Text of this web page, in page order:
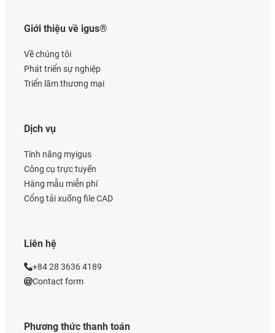
Giới thiệu về igus®
Về chúng tôi
Phát triển sự nghiệp
Triển lãm thương mại
Phương thức thanh toán
Dịch vụ
Tính năng myigus
Công cụ trực tuyến
Hàng mẫu miễn phí
Cổng tải xuống file CAD
Liên hệ
+84 28 3636 4189
Contact form